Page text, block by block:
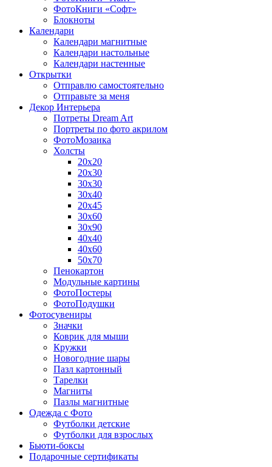
ФотоКниги «Софт»
Блокноты
Календари
Календари магнитные
Календари настольные
Календари настенные
Открытки
Отправлю самостоятельно
Отправьте за меня
Декор Интерьера
Потреты Dream Art
Портреты по фото акрилом
ФотоМозаика
Холсты
20х20
20х30
30х30
30х40
20х45
30х60
30х90
40х40
40х60
50х70
Пенокартон
Модульные картины
ФотоПостеры
ФотоПодушки
Фотоcувениры
Значки
Коврик для мыши
Кружки
Новогодние шары
Пазл картонный
Тарелки
Магниты
Пазлы магнитные
Одежда с Фото
Футболки детские
Футболки для взрослых
Бьюти-боксы
Подарочные сертификаты